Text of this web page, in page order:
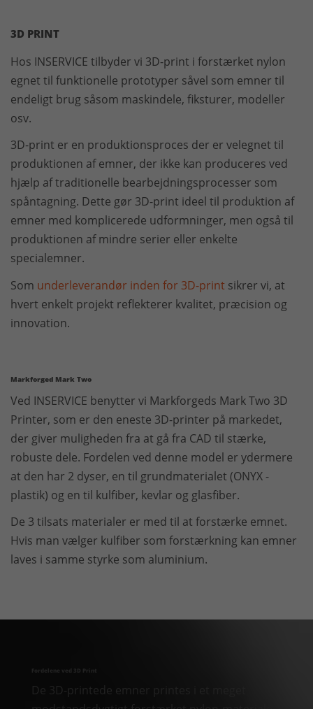
3D PRINT
Hos INSERVICE tilbyder vi 3D-print i forstærket nylon
egnet til funktionelle prototyper såvel som emner til
endeligt brug såsom maskindele, fiksturer, modeller
osv.
3D-print er en produktionsproces der er velegnet til
produktionen af emner, der ikke kan produceres ved
hjælp af traditionelle bearbejdningsprocesser som
spåntagning. Dette gør 3D-print ideel til produktion af
emner med komplicerede udformninger, men også til
produktionen af mindre serier eller enkelte
specialemner.
Som underleverandør inden for 3D-print sikrer vi, at
hvert enkelt projekt reflekterer kvalitet, præcision og
innovation.
Markforged Mark Two
Ved INSERVICE benytter vi Markforgeds Mark Two 3D
Printer, som er den eneste 3D-printer på markedet,
der giver muligheden fra at gå fra CAD til stærke,
robuste dele. Fordelen ved denne model er ydermere
at den har 2 dyser, en til grundmaterialet (ONYX -
plastik) og en til kulfiber, kevlar og glasfiber.
De 3 tilsats materialer er med til at forstærke emnet.
Hvis man vælger kulfiber som forstærkning kan emner
laves i samme styrke som aluminium.
Fordelene ved 3D Print
De 3D-printede emner printes i et meget